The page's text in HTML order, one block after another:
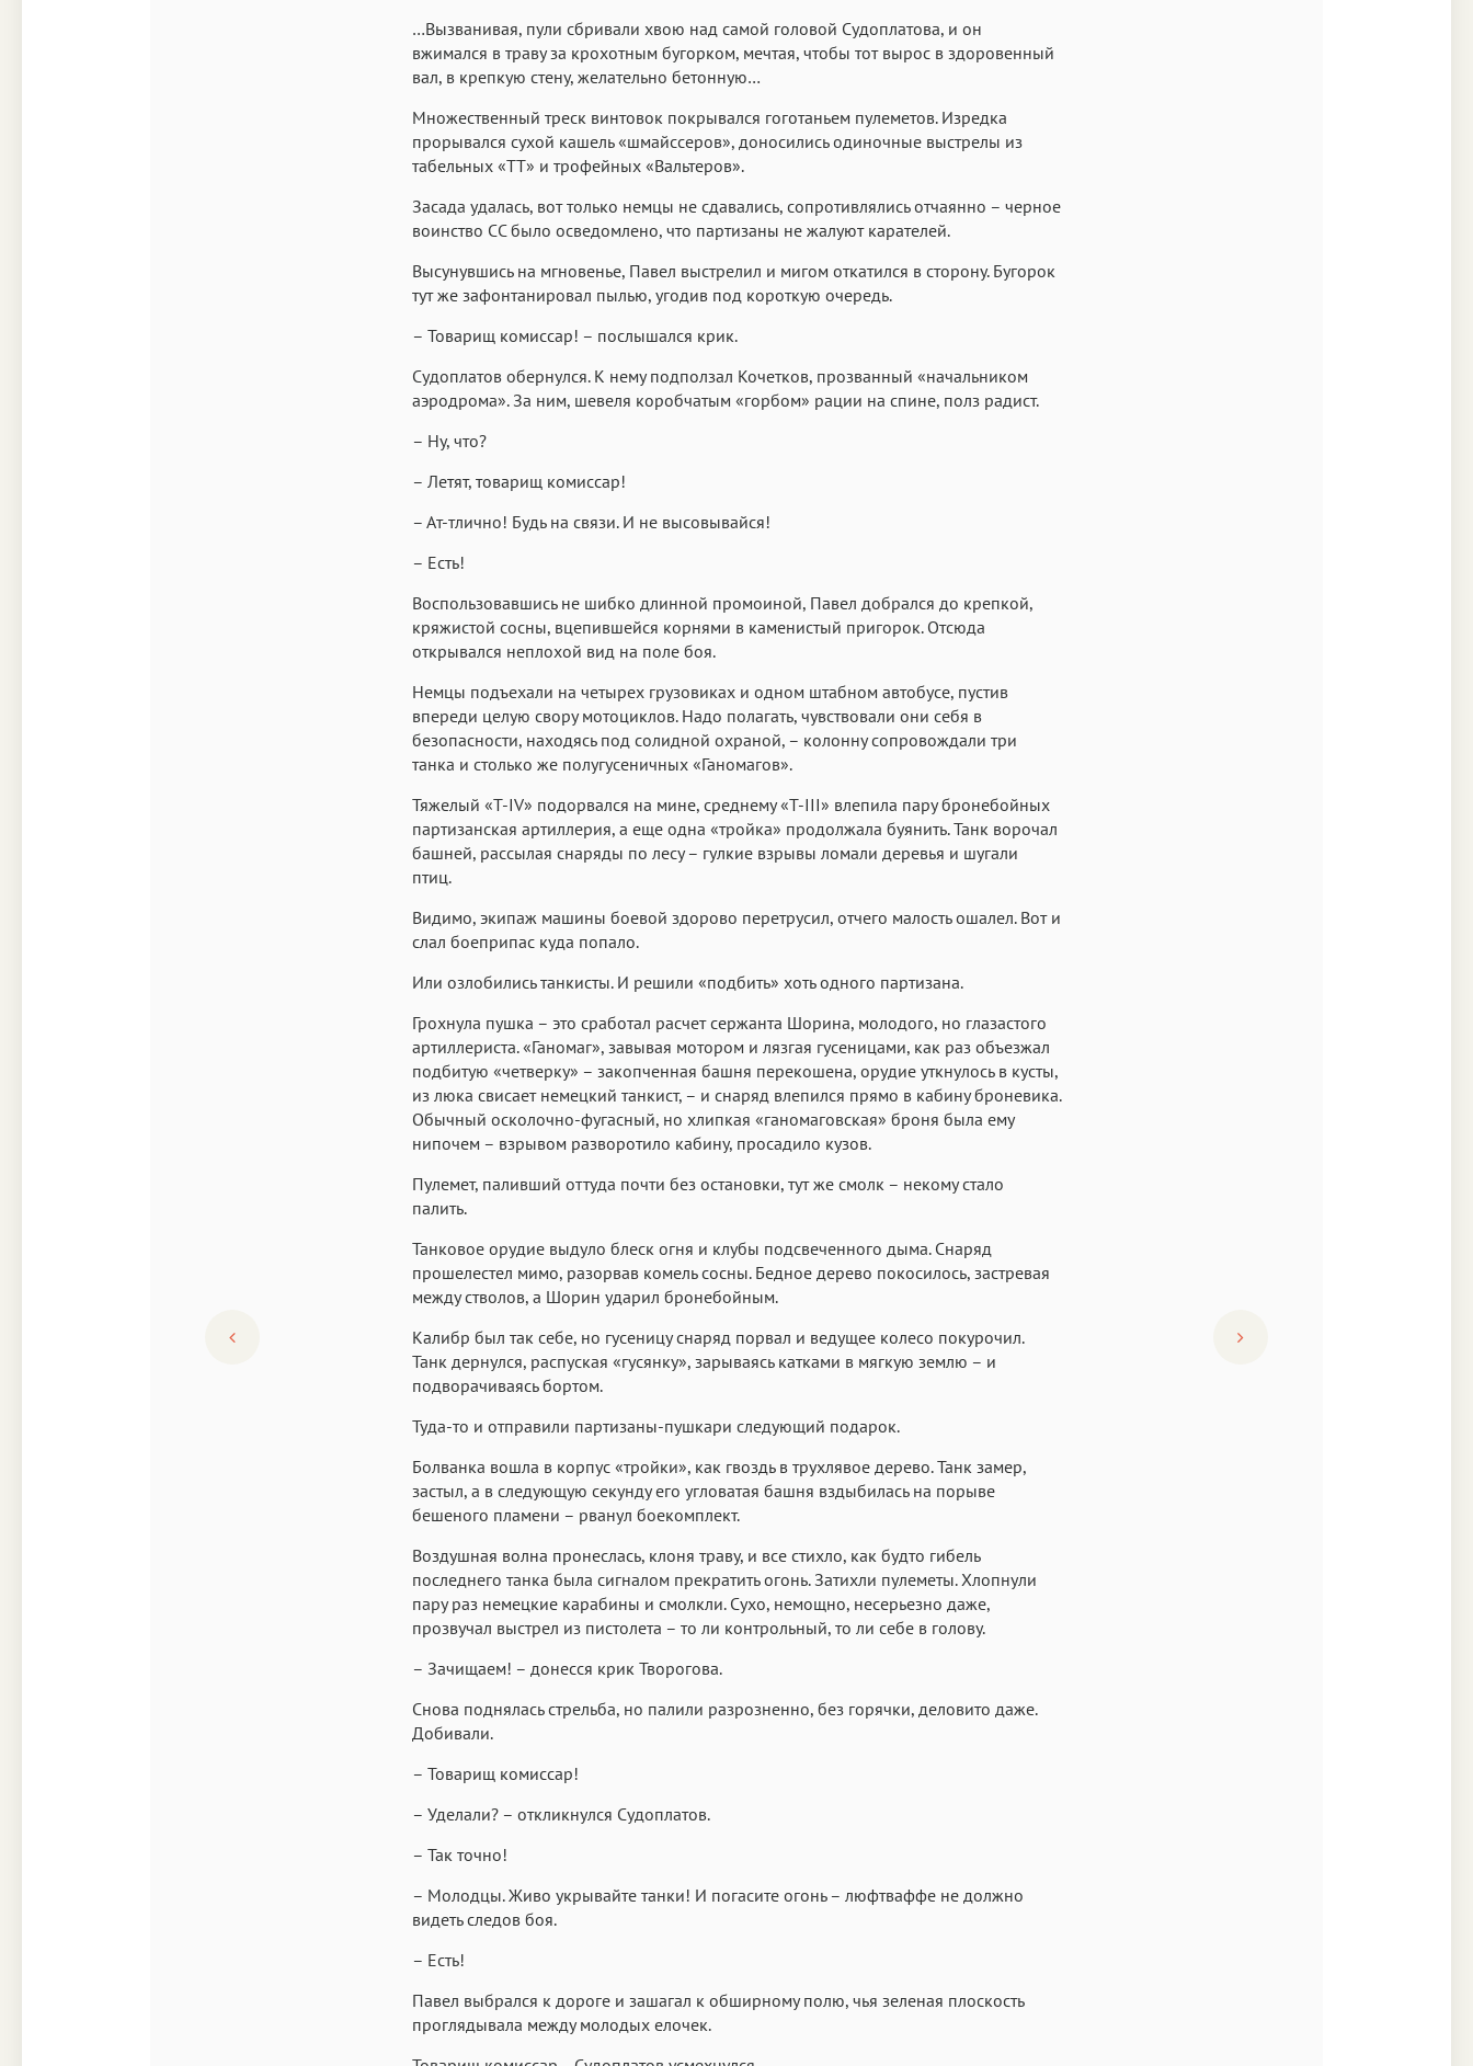
Аа
Helvetica Neue
Аа
Arial Аа
Georgia Times New Roman
Аа Аа Аа
Menlo
Аа
SF Mono
…Вызванивая, пули сбривали хвою над самой головой Судоплатова, и он
вжимался в траву за крохотным бугорком, мечтая, чтобы тот вырос в здоровенный
вал, в крепкую стену, желательно бетонную…
Множественный треск винтовок покрывался гоготаньем пулеметов. Изредка
прорывался сухой кашель «шмайссеров», доносились одиночные выстрелы из
табельных «ТТ» и трофейных «Вальтеров».
Засада удалась, вот только немцы не сдавались, сопротивлялись отчаянно – черное
воинство СС было осведомлено, что партизаны не жалуют карателей.
Высунувшись на мгновенье, Павел выстрелил и мигом откатился в сторону. Бугорок
тут же зафонтанировал пылью, угодив под короткую очередь.
– Товарищ комиссар! – послышался крик.
Судоплатов обернулся. К нему подползал Кочетков, прозванный «начальником
аэродрома». За ним, шевеля коробчатым «горбом» рации на спине, полз радист.
– Ну, что?
– Летят, товарищ комиссар!
– Ат-тлично! Будь на связи. И не высовывайся!
– Есть!
Воспользовавшись не шибко длинной промоиной, Павел добрался до крепкой,
кряжистой сосны, вцепившейся корнями в каменистый пригорок. Отсюда
открывался неплохой вид на поле боя.
Немцы подъехали на четырех грузовиках и одном штабном автобусе, пустив
впереди целую свору мотоциклов. Надо полагать, чувствовали они себя в
безопасности, находясь под солидной охраной, – колонну сопровождали три
танка и столько же полугусеничных «Ганомагов».
Тяжелый «Т-IV» подорвался на мине, среднему «Т-III» влепила пару бронебойных
партизанская артиллерия, а еще одна «тройка» продолжала буянить. Танк ворочал
башней, рассылая снаряды по лесу – гулкие взрывы ломали деревья и шугали
птиц.
Видимо, экипаж машины боевой здорово перетрусил, отчего малость ошалел. Вот и
слал боеприпас куда попало.
Или озлобились танкисты. И решили «подбить» хоть одного партизана.
Грохнула пушка – это сработал расчет сержанта Шорина, молодого, но глазастого
артиллериста. «Ганомаг», завывая мотором и лязгая гусеницами, как раз объезжал
подбитую «четверку» – закопченная башня перекошена, орудие уткнулось в кусты,
из люка свисает немецкий танкист, – и снаряд влепился прямо в кабину броневика.
Обычный осколочно-фугасный, но хлипкая «ганомаговская» броня была ему
нипочем – взрывом разворотило кабину, просадило кузов.
Пулемет, паливший оттуда почти без остановки, тут же смолк – некому стало
палить.
Танковое орудие выдуло блеск огня и клубы подсвеченного дыма. Снаряд
прошелестел мимо, разорвав комель сосны. Бедное дерево покосилось, застревая
между стволов, а Шорин ударил бронебойным.
Калибр был так себе, но гусеницу снаряд порвал и ведущее колесо покурочил.
Танк дернулся, распуская «гусянку», зарываясь катками в мягкую землю – и
подворачиваясь бортом.
Туда-то и отправили партизаны-пушкари следующий подарок.
Болванка вошла в корпус «тройки», как гвоздь в трухлявое дерево. Танк замер,
застыл, а в следующую секунду его угловатая башня вздыбилась на порыве
бешеного пламени – рванул боекомплект.
Воздушная волна пронеслась, клоня траву, и все стихло, как будто гибель
последнего танка была сигналом прекратить огонь. Затихли пулеметы. Хлопнули
пару раз немецкие карабины и смолкли. Сухо, немощно, несерьезно даже,
прозвучал выстрел из пистолета – то ли контрольный, то ли себе в голову.
– Зачищаем! – донесся крик Творогова.
Снова поднялась стрельба, но палили разрозненно, без горячки, деловито даже.
Добивали.
– Товарищ комиссар!
– Уделали? – откликнулся Судоплатов.
– Так точно!
– Молодцы. Живо укрывайте танки! И погасите огонь – люфтваффе не должно
видеть следов боя.
– Есть!
Павел выбрался к дороге и зашагал к обширному полю, чья зеленая плоскость
проглядывала между молодых елочек.